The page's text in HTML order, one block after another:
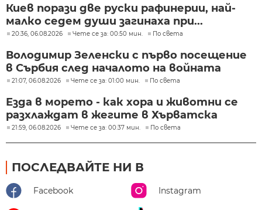
Киев порази две руски рафинерии, най-
малко седем души загинаха при...
20:36, 06.08.2026 Чете се за: 00:50 мин. По света
Володимир Зеленски с първо посещение
в Сърбия след началото на войната
21:07, 06.08.2026 Чете се за: 01:00 мин. По света
Езда в морето - как хора и животни се
разхлаждат в жегите в Хърватска
21:59, 06.08.2026 Чете се за: 00:37 мин. По света
ПОСЛЕДВАЙТЕ НИ В
Facebook Instagram